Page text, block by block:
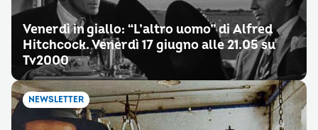
Venerdì in giallo: “L’altro uomo” di Alfred
Hitchcock. Venerdì 17 giugno alle 21.05 su
Tv2000
NEWSLETTER